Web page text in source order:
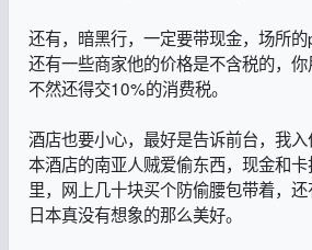
还有，暗黑行，一定要带现金，场所的
还有一些商家他的价格是不含税的，
不然还得交10%的消费税。
酒店也要小心，最好是告诉前台，我
本酒店的南亚人贼爱偷东西，现金和
里，网上几十块买个防偷腰包带着，还
日本真没有想象的那么美好。